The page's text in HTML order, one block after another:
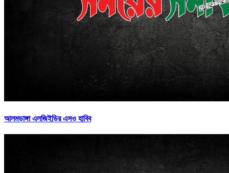
আলমডাঙ্গা এলজিইডির এসও হাবিব